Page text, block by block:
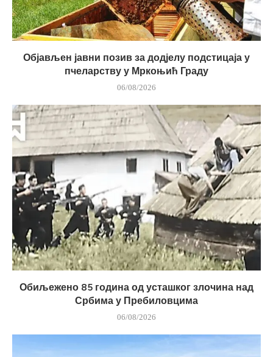
Објављен јавни позив за додјелу подстицаја у
пчеларству у Мркоњић Граду
06/08/2026
Обиљежено 85 година од усташког злочина над
Србима у Пребиловцима
06/08/2026